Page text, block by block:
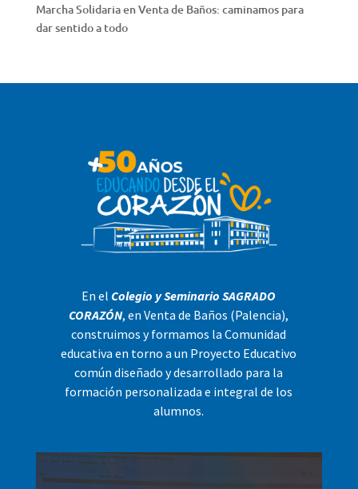
Marcha Solidaria en Venta de Baños: caminamos para
dar sentido a todo
En el Colegio y Seminario SAGRADO
CORAZÓN, en Venta de Baños (Palencia),
construimos y formamos la Comunidad
educativa en torno a un Proyecto Educativo
común diseñado y desarrollado para la
formación personalizada e integral de los
alumnos.